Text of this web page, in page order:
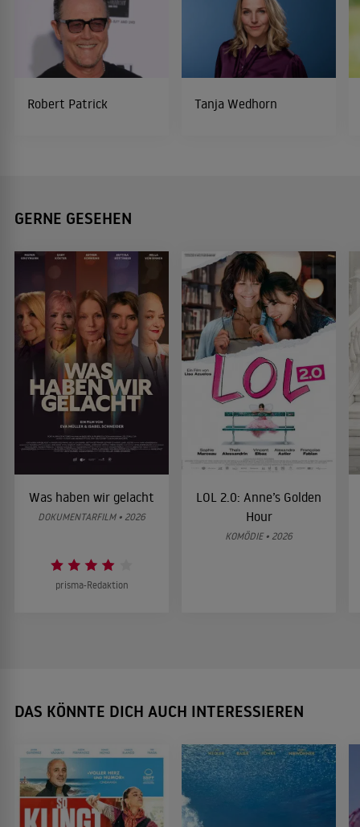
Robert Patrick Tanja Wedhorn
GERNE GESEHEN
Was haben wir gelacht
DOKUMENTARFILM • 2026
prisma-Redaktion
LOL 2.0: Anne’s Golden
Hour
KOMÖDIE • 2026
DAS KÖNNTE DICH AUCH INTERESSIEREN